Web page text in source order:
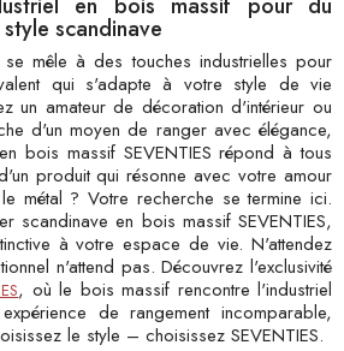
en bois massif pour du
scandinave
se mêle à des touches industrielles pour
qui s'adapte à votre style de vie
un amateur de décoration d'intérieur ou
d'un moyen de ranger avec élégance,
bois massif SEVENTIES répond à tous
produit qui résonne avec votre amour
métal ? Votre recherche se termine ici.
scandinave en bois massif SEVENTIES,
à votre espace de vie. N'attendez
n'attend pas. Découvrez l'exclusivité
, où le bois massif rencontre l'industriel
de rangement incomparable,
le style – choisissez SEVENTIES.